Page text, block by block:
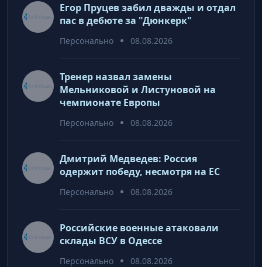
Егор Пруцев забил дважды и отдал
пас в дебюте за "Дюнкерк"
Персонально 08.08.2026
Тренер назвал замены
Мельниковой и Листуновой на
чемпионате Европы
Персонально 08.08.2026
Дмитрий Медведев: Россия
одержит победу, несмотря на ЕС
Персонально 08.08.2026
Российские военные атаковали
склады ВСУ в Одессе
Персонально 08.08.2026